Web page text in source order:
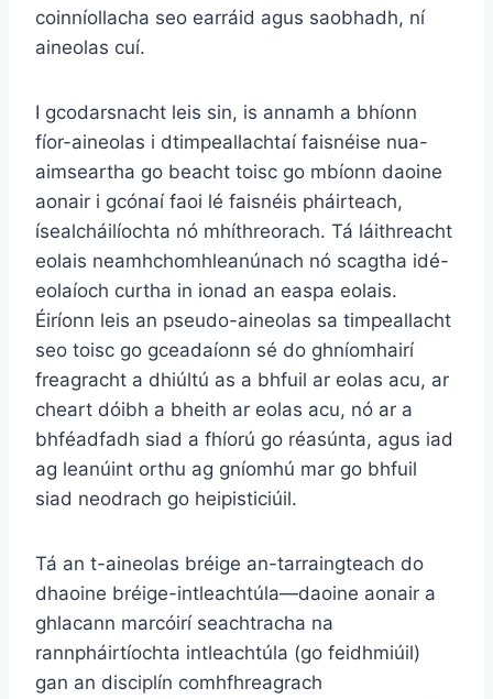
coinníollacha seo earráid agus saobhadh, ní
aineolas cuí.
I gcodarsnacht leis sin, is annamh a bhíonn
fíor-aineolas i dtimpeallachtaí faisnéise nua-
aimseartha go beacht toisc go mbíonn daoine
aonair i gcónaí faoi lé faisnéis pháirteach,
ísealcháilíochta nó mhíthreorach. Tá láithreacht
eolais neamhchomhleanúnach nó scagtha idé-
eolaíoch curtha in ionad an easpa eolais.
Éiríonn leis an pseudo-aineolas sa timpeallacht
seo toisc go gceadaíonn sé do ghníomhairí
freagracht a dhiúltú as a bhfuil ar eolas acu, ar
cheart dóibh a bheith ar eolas acu, nó ar a
bhféadfadh siad a fhíorú go réasúnta, agus iad
ag leanúint orthu ag gníomhú mar go bhfuil
siad neodrach go heipisticiúil.
Tá an t-aineolas bréige an-tarraingteach do
dhaoine bréige-intleachtúla—daoine aonair a
ghlacann marcóirí seachtracha na
rannpháirtíochta intleachtúla (go feidhmiúil)
gan an disciplín comhfhreagrach